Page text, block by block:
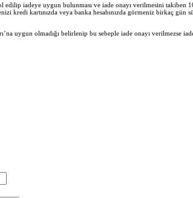
iadeye uygun bulunması ve iade onayı verilmesini takiben
kredi kartınızda veya banka hesabınızda görmeniz birkaç
uygun olmadığı belirlenip bu sebeple iade onayı verilmezse